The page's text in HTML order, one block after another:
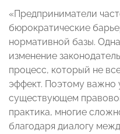
«Предприниматели
бюрократические
нормативной базы.
изменение
процесс, который не
эффект. Поэтому важно
существующем
практика, многие
благодаря диалогу